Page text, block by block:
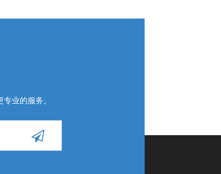
专业的服务。